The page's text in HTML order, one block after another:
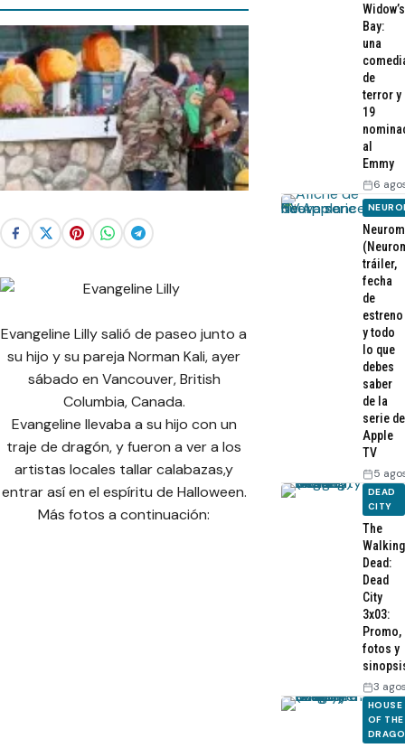
Evangeline Lilly salió de paseo junto a
su hijo y su pareja Norman Kali, ayer
sábado en Vancouver, British
Columbia, Canada.
Evangeline llevaba a su hijo con un
traje de dragón, y fueron a ver a los
artistas locales tallar calabazas,y
entrar así en el espíritu de Halloween.
Más fotos a continuación:
Widow’s
Bay:
una
de
terror y
19
al
Emmy
6
tráiler,
fecha
de
estreno
y todo
lo que
debes
saber
de la
serie de
Apple
TV
5
DEAD
CITY
The
Walking
Dead:
Dead
City
3x03:
Promo,
fotos y
3
HOUSE
OF THE